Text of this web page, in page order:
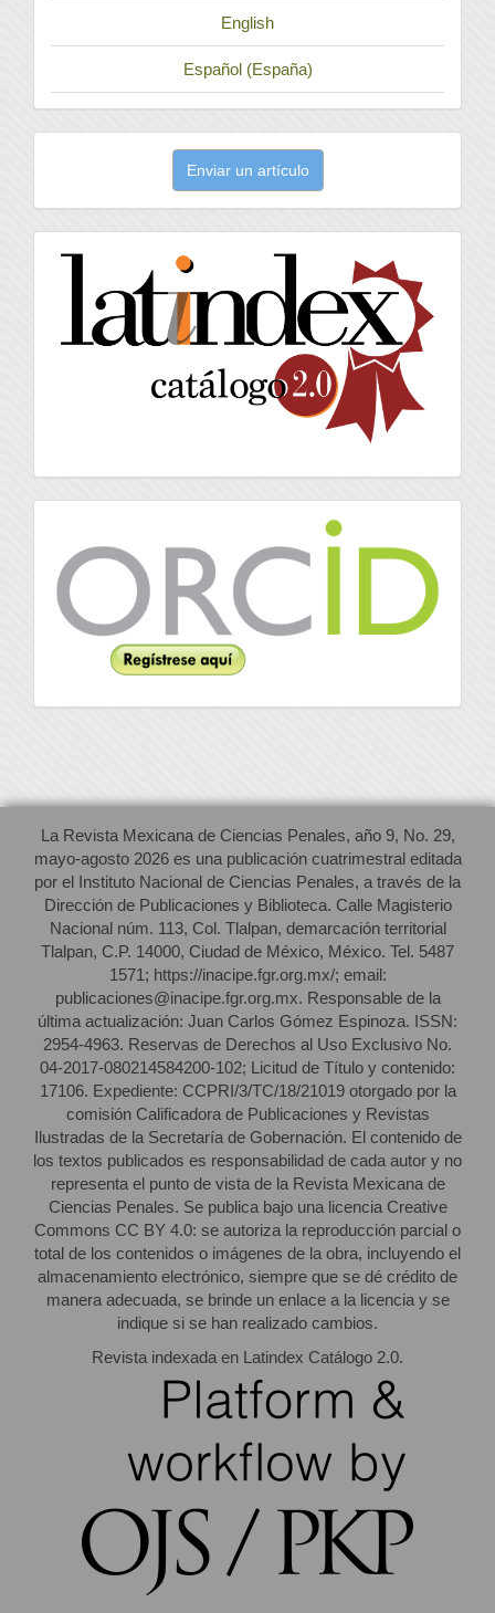
English
Español (España)
artículo
Enviar un artículo
latindex
La Revista Mexicana de Ciencias Penales, año 9, No. 29,
mayo-agosto 2026 es una publicación cuatrimestral editada
por el Instituto Nacional de Ciencias Penales, a través de la
Dirección de Publicaciones y Biblioteca. Calle Magisterio
Nacional núm. 113, Col. Tlalpan, demarcación territorial
Tlalpan, C.P. 14000, Ciudad de México, México. Tel. 5487
1571; https://inacipe.fgr.org.mx/; email:
publicaciones@inacipe.fgr.org.mx. Responsable de la
última actualización: Juan Carlos Gómez Espinoza. ISSN:
2954-4963. Reservas de Derechos al Uso Exclusivo No.
04-2017-080214584200-102; Licitud de Título y contenido:
17106. Expediente: CCPRI/3/TC/18/21019 otorgado por la
comisión Calificadora de Publicaciones y Revistas
Ilustradas de la Secretaría de Gobernación. El contenido de
los textos publicados es responsabilidad de cada autor y no
representa el punto de vista de la Revista Mexicana de
Ciencias Penales. Se publica bajo una licencia Creative
Commons CC BY 4.0: se autoriza la reproducción parcial o
total de los contenidos o imágenes de la obra, incluyendo el
almacenamiento electrónico, siempre que se dé crédito de
manera adecuada, se brinde un enlace a la licencia y se
indique si se han realizado cambios.
Revista indexada en Latindex Catálogo 2.0.